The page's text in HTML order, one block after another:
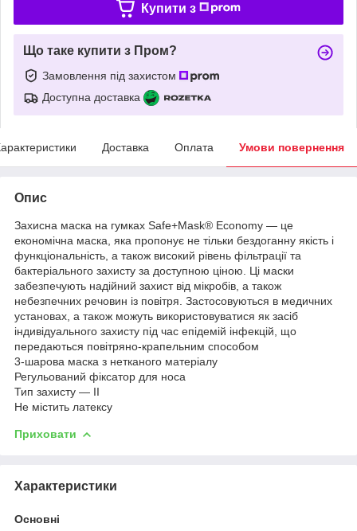
Купити з
Що таке купити з Пром?
Замовлення під захистом
Доступна доставка
Доставка Оплата Умови повернення
Опис
Захисна маска на гумках Safe+Mask® Economy — це
економічна маска, яка пропонує не тільки бездоганну якість і
функціональність, а також високий рівень фільтрації та
бактеріального захисту за доступною ціною. Ці маски
забезпечують надійний захист від мікробів, а також
небезпечних речовин із повітря. Застосовуються в медичних
установах, а також можуть використовуватися як засіб
індивідуального захисту під час епідемій інфекцій, що
передаються повітряно-крапельним способом
3-шарова маска з нетканого матеріалу
Регульований фіксатор для носа
Тип захисту — II
Не містить латексу
Приховати
Характеристики
Основні